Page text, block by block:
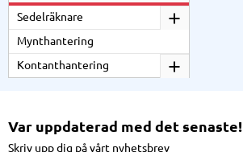
Sedelräknare
Mynthantering
Kontanthantering
Var uppdaterad med det senaste!
Skriv upp dig på vårt nyhetsbrev